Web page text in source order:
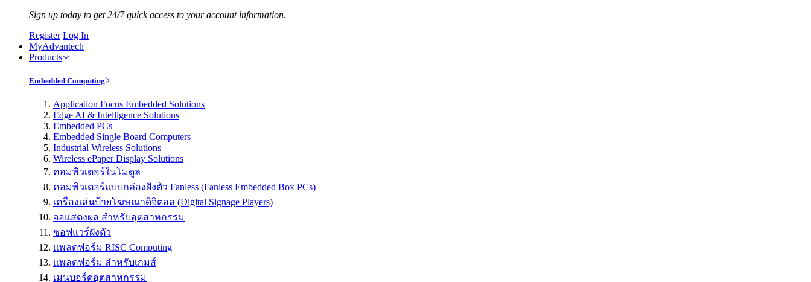
Sign up today to get 24/7 quick access to your account information.
Register Log In
MyAdvantech
Products
Embedded Computing
Application Focus Embedded Solutions
Edge AI & Intelligence Solutions
Embedded PCs
Embedded Single Board Computers
Industrial Wireless Solutions
Wireless ePaper Display Solutions
คอมพิวเตอร์ในโมดูล
คอมพิวเตอร์แบบกล่องฝังตัว Fanless (Fanless Embedded Box PCs)
เครื่องเล่นป้ายโฆษณาดิจิตอล (Digital Signage Players)
จอแสดงผล สำหรับอุตสาหกรรม
ซอฟแวร์ฝังตัว
แพลตฟอร์ม RISC Computing
แพลตฟอร์ม สำหรับเกมส์
เมนบอร์ดอุตสาหกรรม